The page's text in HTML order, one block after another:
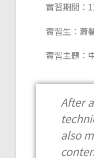
實習期間：
實習生： 蕭
實習主題：
After
also